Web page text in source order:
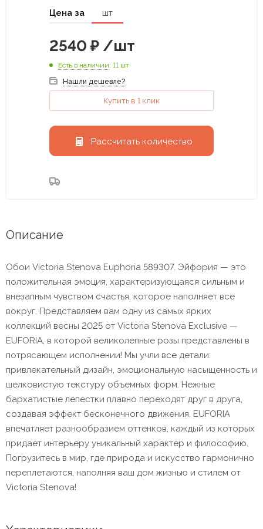
Цена за шт
2540 ₽ /шт
Есть в наличии: 11 шт
Нашли дешевле?
Купить в 1 клик
Рассчитать количество
Описание
Обои Victoria Stenova Euphoria 589307. Эйфория — это
положительная эмоция, характеризующаяся сильным и
внезапным чувством счастья, которое наполняет все
вокруг. Представляем вам одну из самых ярких
коллекций весны 2025 от Victoria Stenova Exclusive —
EUFORIA, в которой великолепные розы представлены в
потрясающем исполнении! Мы учли все детали:
привлекательный дизайн, эмоциональную насыщенность и
шелковистую текстуру объемных форм. Нежные
бархатистые лепестки плавно переходят друг в друга,
создавая эффект бесконечного движения. EUFORIA
впечатляет разнообразием оттенков, каждый из которых
придает интерьеру уникальный характер и философию.
Погрузитесь в мир, где природа и искусство гармонично
переплетаются, наполняя ваш дом жизнью и стилем от
Victoria Stenova!